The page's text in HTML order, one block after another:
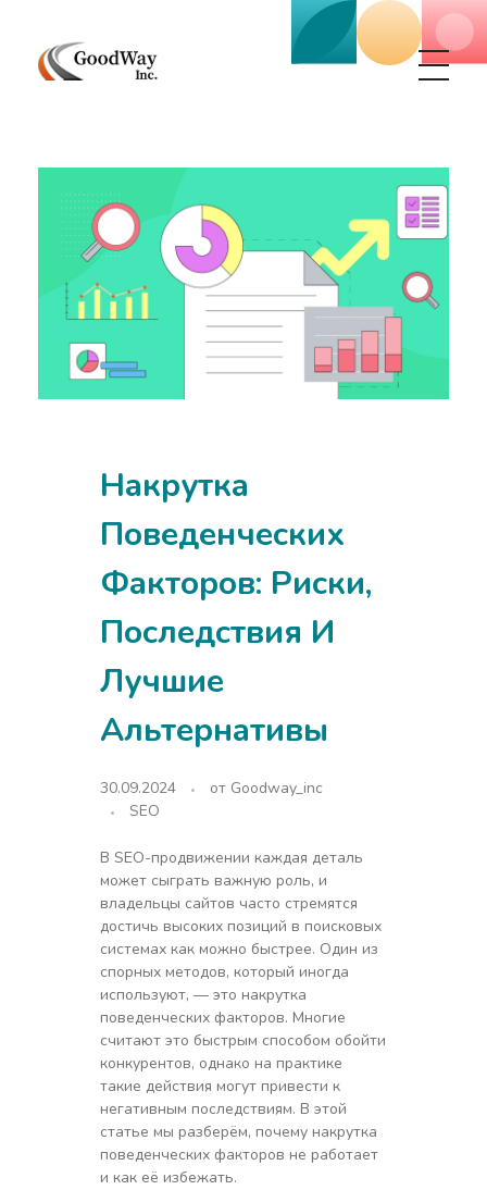
Накрутка
Поведенческих
Факторов: Риски,
Последствия И
Лучшие
Альтернативы
30.09.2024 от Goodway_inc
SEO
В SEO-продвижении каждая деталь
может сыграть важную роль, и
владельцы сайтов часто стремятся
достичь высоких позиций в поисковых
системах как можно быстрее. Один из
спорных методов, который иногда
используют, — это накрутка
поведенческих факторов. Многие
считают это быстрым способом обойти
конкурентов, однако на практике
такие действия могут привести к
негативным последствиям. В этой
статье мы разберём, почему накрутка
поведенческих факторов не работает
и как её избежать.